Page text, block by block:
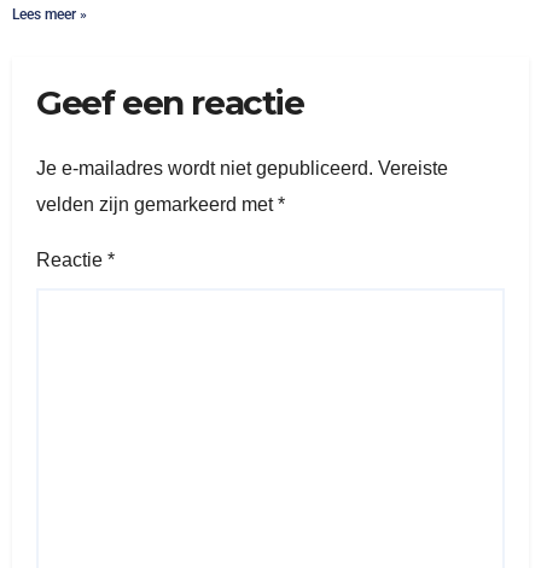
Lees meer »
Geef een reactie
Je e-mailadres wordt niet gepubliceerd. Vereiste
velden zijn gemarkeerd met*
Reactie *